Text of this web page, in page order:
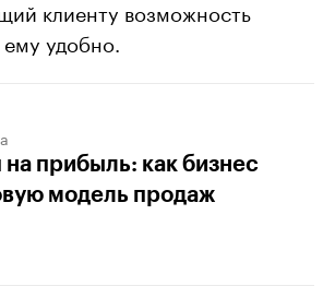
клиенту возможность
удобно.
на прибыль: как бизнес
модель продаж